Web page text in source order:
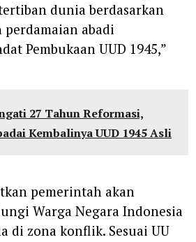
dunia berdasarkan
perdamaian abadi
Pembukaan UUD 1945,”
27 Tahun Reformasi,
Kembalinya UUD 1945 Asli
pemerintah akan
Warga Negara Indonesia
di zona konflik. Sesuai UU